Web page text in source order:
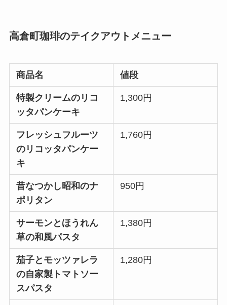
高倉町珈琲のテイクアウトメニュー
商品名 値段
特製クリームのリコ
ッタパンケーキ
1,300円
フレッシュフルーツ
のリコッタパンケー
キ
1,760円
昔なつかし昭和のナ
ポリタン
950円
サーモンとほうれん
草の和風パスタ
1,380円
茄子とモッツァレラ
の自家製トマトソー
スパスタ
1,280円